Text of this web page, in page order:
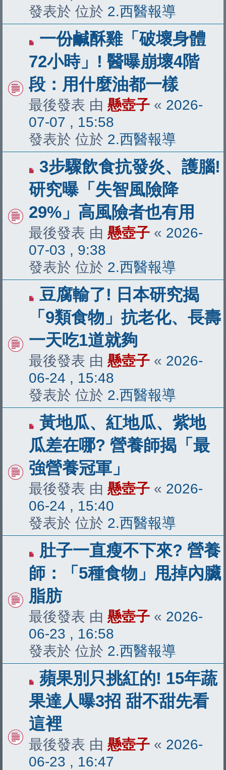
發表於 位於 2.西醫報導
有
新
文
章
一份鹹酥雞「破壞身體
72小時」! 醫曝崩壞4階
段：用什麼油都一樣
最後發表 由 懸壺子 « 2026-
07-07 , 15:58
發表於 位於 2.西醫報導
有
新
文
章
3步驟飲食抗發炎、護腦!
研究曝「失智風險降
29%」高風險者也有用
最後發表 由 懸壺子 « 2026-
07-03 , 9:38
發表於 位於 2.西醫報導
有
新
文
章
豆腐輸了! 日本研究揭
「9類食物」抗老化、長壽
一天吃1道就夠
最後發表 由 懸壺子 « 2026-
06-24 , 15:48
發表於 位於 2.西醫報導
有
新
文
章
黃地瓜、紅地瓜、紫地
瓜差在哪? 營養師揭「最
強營養冠軍」
最後發表 由 懸壺子 « 2026-
06-24 , 15:40
發表於 位於 2.西醫報導
有
新
文
章
肚子一直瘦不下來? 營養
師：「5種食物」甩掉內臟
脂肪
最後發表 由 懸壺子 « 2026-
06-23 , 16:58
發表於 位於 2.西醫報導
有
新
文
章
蘋果別只挑紅的! 15年蔬
果達人曝3招 甜不甜先看
這裡
最後發表 由 懸壺子 « 2026-
06-23 , 16:47